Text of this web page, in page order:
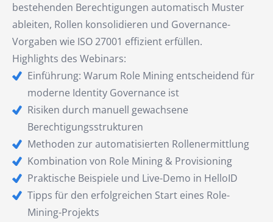
bestehenden Berechtigungen automatisch Muster
ableiten, Rollen konsolidieren und Governance-
Vorgaben wie ISO 27001 effizient erfüllen.
Highlights des Webinars:
Einführung: Warum Role Mining entscheidend für
moderne Identity Governance ist
Risiken durch manuell gewachsene
Berechtigungsstrukturen
Methoden zur automatisierten Rollenermittlung
Kombination von Role Mining & Provisioning
Praktische Beispiele und Live-Demo in HelloID
Tipps für den erfolgreichen Start eines Role-
Mining-Projekts